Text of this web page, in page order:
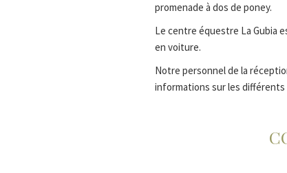
promenade à dos de poney.
Le centre équestre La Gubia
en voiture.
Notre personnel de la
informations sur les